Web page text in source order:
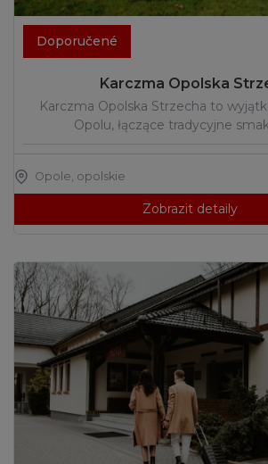
Doporučené
Karczma Opolska
Karczma Opolska Strzecha to
Opolu, łączące tradycyjne
Opole, opolskie
Zobrazit detaily